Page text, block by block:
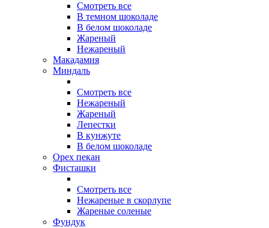
Смотреть все
В темном шоколаде
В белом шоколаде
Жареный
Нежареный
Макадамия
Миндаль
Смотреть все
Нежареный
Жареный
Лепестки
В кунжуте
В белом шоколаде
Орех пекан
Фисташки
Смотреть все
Нежареные в скорлупе
Жареные соленые
Фундук